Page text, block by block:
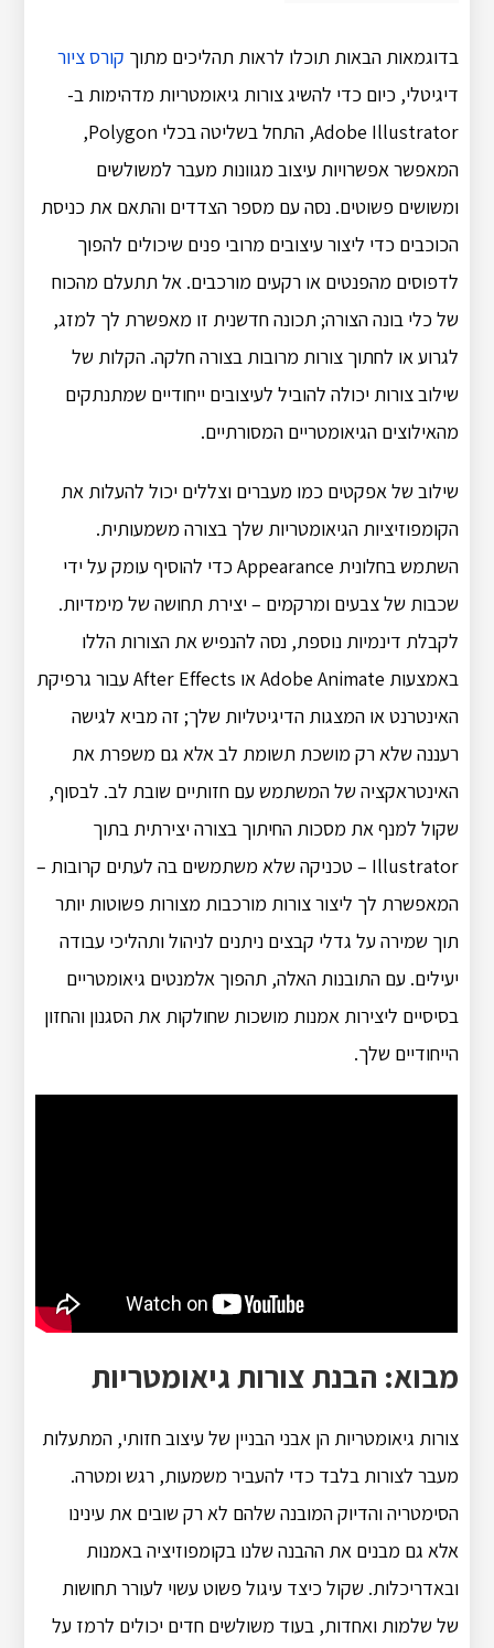
בדוגמאות הבאות תוכלו לראות תהליכים מתוך קורס ציור
דיגיטלי, כיום כדי להשיג צורות גיאומטריות מדהימות ב-
Adobe Illustrator, התחל בשליטה בכלי Polygon,
המאפשר אפשרויות עיצוב מגוונות מעבר למשולשים
ומשושים פשוטים. נסה עם מספר הצדדים והתאם את כניסת
הכוכבים כדי ליצור עיצובים מרובי פנים שיכולים להפוך
לדפוסים מהפנטים או רקעים מורכבים. אל תתעלם מהכוח
של כלי בונה הצורה; תכונה חדשנית זו מאפשרת לך למזג,
לגרוע או לחתוך צורות מרובות בצורה חלקה. הקלות של
שילוב צורות יכולה להוביל לעיצובים ייחודיים שמתנתקים
מהאילוצים הגיאומטריים המסורתיים.
שילוב של אפקטים כמו מעברים וצללים יכול להעלות את
הקומפוזיציות הגיאומטריות שלך בצורה משמעותית.
השתמש בחלונית Appearance כדי להוסיף עומק על ידי
שכבות של צבעים ומרקמים – יצירת תחושה של מימדיות.
לקבלת דינמיות נוספת, נסה להנפיש את הצורות הללו
באמצעות Adobe Animate או After Effects עבור גרפיקת
האינטרנט או המצגות הדיגיטליות שלך; זה מביא לגישה
רעננה שלא רק מושכת תשומת לב אלא גם משפרת את
האינטראקציה של המשתמש עם חזותיים שובת לב. לבסוף,
שקול למנף את מסכות החיתוך בצורה יצירתית בתוך
Illustrator – טכניקה שלא משתמשים בה לעתים קרובות –
המאפשרת לך ליצור צורות מורכבות מצורות פשוטות יותר
תוך שמירה על גדלי קבצים ניתנים לניהול ותהליכי עבודה
יעילים. עם התובנות האלה, תהפוך אלמנטים גיאומטריים
בסיסיים ליצירות אמנות מושכות שחולקות את הסגנון והחזון
הייחודיים שלך.
מבוא: הבנת צורות גיאומטריות
צורות גיאומטריות הן אבני הבניין של עיצוב חזותי, המתעלות
מעבר לצורות בלבד כדי להעביר משמעות, רגש ומטרה.
הסימטריה והדיוק המובנה שלהם לא רק שובים את עינינו
אלא גם מבנים את ההבנה שלנו בקומפוזיציה באמנות
ובאדריכלות. שקול כיצד עיגול פשוט עשוי לעורר תחושות
של שלמות ואחדות, בעוד משולשים חדים יכולים לרמז על